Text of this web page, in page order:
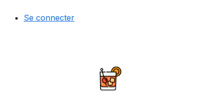
Se connecter